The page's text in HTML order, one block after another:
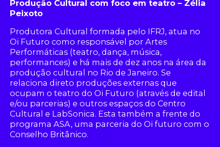
Produção Cultural com foco em teatro – Zélia
Peixoto
Produtora Cultural formada pelo IFRJ, atua no
Oi Futuro como responsável por Artes
Performáticas (teatro, dança, música,
performances) e há mais de dez anos na área da
produção cultural no Rio de Janeiro. Se
relaciona direto produções externas que
ocupam o teatro do Oi Futuro (através de edital
e/ou parcerias) e outros espaços do Centro
Cultural e LabSonica. Esta também a frente do
programa ASA, uma parceria do Oi futuro com o
Conselho Britânico.